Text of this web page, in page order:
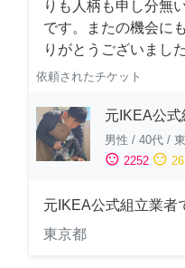
りも人柄も申し分無
です。またの機会に
りがとうございました
依頼されたチケット
元IKEA公
男性 / 40代 /
sentiment_satisfied 2252 sentiment_neutral 26
元IKEA公式組立業者
東京都